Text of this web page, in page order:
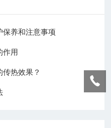
保养和注意事项
作用
热效果？